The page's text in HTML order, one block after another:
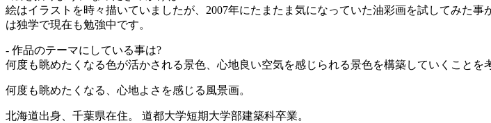
絵はイラストを時々描いていましたが、2007年にたまたま気になっていた油彩画を試してみた
は独学で現在も勉強中です。
- 作品のテーマにしている事は?
何度も眺めたくなる色が活かされる景色、心地良い空気を感じられる景色を構築していくこと
何度も眺めたくなる、心地よさを感じる風景画。
北海道出身、千葉県在住。 道都大学短期大学部建築科卒業。